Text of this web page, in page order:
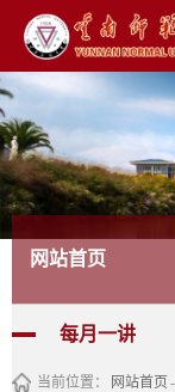
网站首页
每月一讲
当前位置： 网站首页